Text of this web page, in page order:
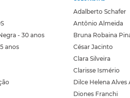
- 30 anos
anos
Adalberto Schafer
Antônio Almeida
Bruna Robaina
César Jacinto
Clara Silveira
Clarisse Ismério
Dilce Helena Alves
Diones Franchi